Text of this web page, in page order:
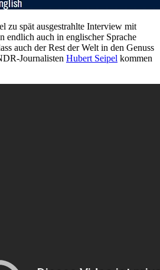
zu spät ausgestrahlte Interview mit
endlich auch in englischer Sprache
auch der Rest der Welt in den Genuss
Journalisten Hubert Seipel kommen